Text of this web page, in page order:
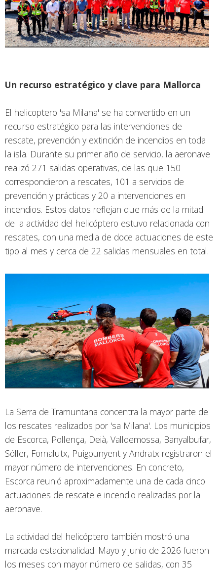
Un recurso estratégico y clave para Mallorca
El helicoptero 'sa Milana' se ha convertido en un
recurso estratégico para las intervenciones de
rescate, prevención y extinción de incendios en toda
la isla. Durante su primer año de servicio, la aeronave
realizó 271 salidas operativas, de las que 150
correspondieron a rescates, 101 a servicios de
prevención y prácticas y 20 a intervenciones en
incendios. Estos datos reflejan que más de la mitad
de la actividad del helicóptero estuvo relacionada con
rescates, con una media de doce actuaciones de este
tipo al mes y cerca de 22 salidas mensuales en total.
La Serra de Tramuntana concentra la mayor parte de
los rescates realizados por 'sa Milana'. Los municipios
de Escorca, Pollença, Deià, Valldemossa, Banyalbufar,
Sóller, Fornalutx, Puigpunyent y Andratx registraron el
mayor número de intervenciones. En concreto,
Escorca reunió aproximadamente una de cada cinco
actuaciones de rescate e incendio realizadas por la
aeronave.
La actividad del helicóptero también mostró una
marcada estacionalidad. Mayo y junio de 2026 fueron
los meses con mayor número de salidas, con 35